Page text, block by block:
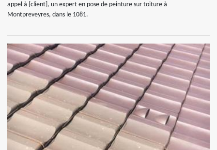
appel à {client], un expert en pose de peinture sur toiture à
Montpreveyres, dans le 1081.